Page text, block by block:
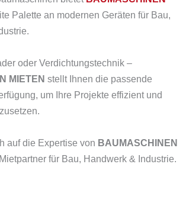
Palette an modernen Geräten für Bau,
oder Verdichtungstechnik –
MIETEN stellt Ihnen die passende
um Ihre Projekte effizient und
auf die Expertise von BAUMASCHINEN
für Bau, Handwerk & Industrie.